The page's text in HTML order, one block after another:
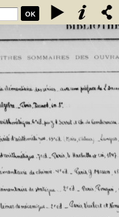
OK
et sciences des
Registre 46. Numéros
de Bordeaux